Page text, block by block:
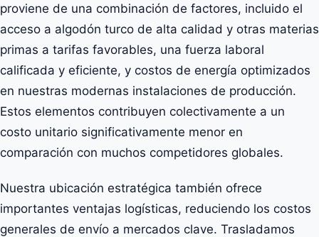
proviene de una combinación de factores, incluido el
acceso a algodón turco de alta calidad y otras materias
primas a tarifas favorables, una fuerza laboral
calificada y eficiente, y costos de energía optimizados
en nuestras modernas instalaciones de producción.
Estos elementos contribuyen colectivamente a un
costo unitario significativamente menor en
comparación con muchos competidores globales.
Nuestra ubicación estratégica también ofrece
importantes ventajas logísticas, reduciendo los costos
generales de envío a mercados clave. Trasladamos